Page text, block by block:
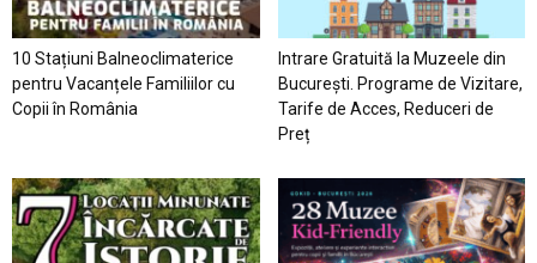
10 Stațiuni Balneoclimaterice
pentru Vacanțele Familiilor cu
Copii în România
Intrare Gratuită la Muzeele din
București. Programe de Vizitare,
Tarife de Acces, Reduceri de
Preț